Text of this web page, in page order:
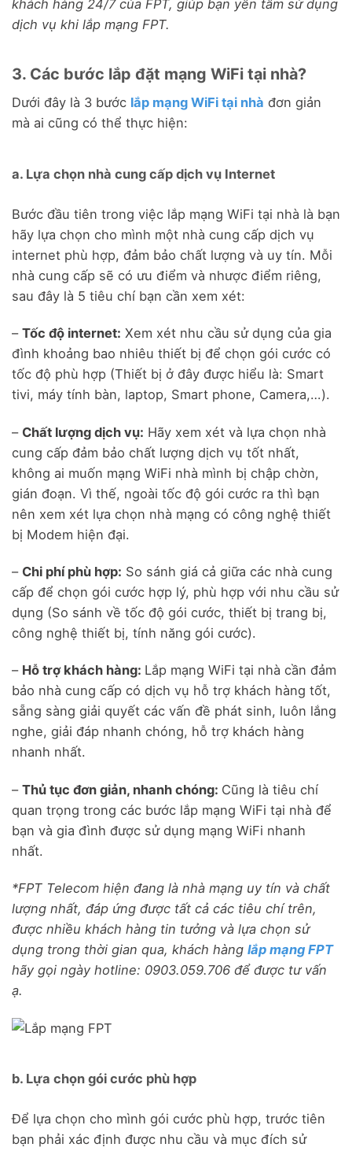
khách hàng 24/7 của FPT, giúp bạn yên tâm sử dụng
dịch vụ khi lắp mạng FPT.
3. Các bước lắp đặt mạng WiFi tại nhà?
Dưới đây là 3 bước lắp mạng WiFi tại nhà đơn giản
mà ai cũng có thể thực hiện:
a. Lựa chọn nhà cung cấp dịch vụ Internet
Bước đầu tiên trong việc lắp mạng WiFi tại nhà là bạn
hãy lựa chọn cho mình một nhà cung cấp dịch vụ
internet phù hợp, đảm bảo chất lượng và uy tín. Mỗi
nhà cung cấp sẽ có ưu điểm và nhược điểm riêng,
sau đây là 5 tiêu chí bạn cần xem xét:
– Tốc độ internet: Xem xét nhu cầu sử dụng của gia
đình khoảng bao nhiêu thiết bị để chọn gói cước có
tốc độ phù hợp (Thiết bị ở đây được hiểu là: Smart
tivi, máy tính bàn, laptop, Smart phone, Camera,…).
– Chất lượng dịch vụ: Hãy xem xét và lựa chọn nhà
cung cấp đảm bảo chất lượng dịch vụ tốt nhất,
không ai muốn mạng WiFi nhà mình bị chập chờn,
gián đoạn. Vì thế, ngoài tốc độ gói cước ra thì bạn
nên xem xét lựa chọn nhà mạng có công nghệ thiết
bị Modem hiện đại.
– Chi phí phù hợp: So sánh giá cả giữa các nhà cung
cấp để chọn gói cước hợp lý, phù hợp với nhu cầu sử
dụng (So sánh về tốc độ gói cước, thiết bị trang bị,
công nghệ thiết bị, tính năng gói cước).
– Hỗ trợ khách hàng: Lắp mạng WiFi tại nhà cần đảm
bảo nhà cung cấp có dịch vụ hỗ trợ khách hàng tốt,
sẵng sàng giải quyết các vấn đề phát sinh, luôn lắng
nghe, giải đáp nhanh chóng, hỗ trợ khách hàng
nhanh nhất.
– Thủ tục đơn giản, nhanh chóng: Cũng là tiêu chí
quan trọng trong các bước lắp mạng WiFi tại nhà để
bạn và gia đình được sử dụng mạng WiFi nhanh
nhất.
*FPT Telecom hiện đang là nhà mạng uy tín và chất
lượng nhất, đáp ứng được tất cả các tiêu chí trên,
được nhiều khách hàng tin tưởng và lựa chọn sử
dụng trong thời gian qua, khách hàng lắp mạng FPT
hãy gọi ngày hotline: 0903.059.706 để được tư vấn
ạ.
b. Lựa chọn gói cước phù hợp
Để lựa chọn cho mình gói cước phù hợp, trước tiên
bạn phải xác định được nhu cầu và mục đích sử